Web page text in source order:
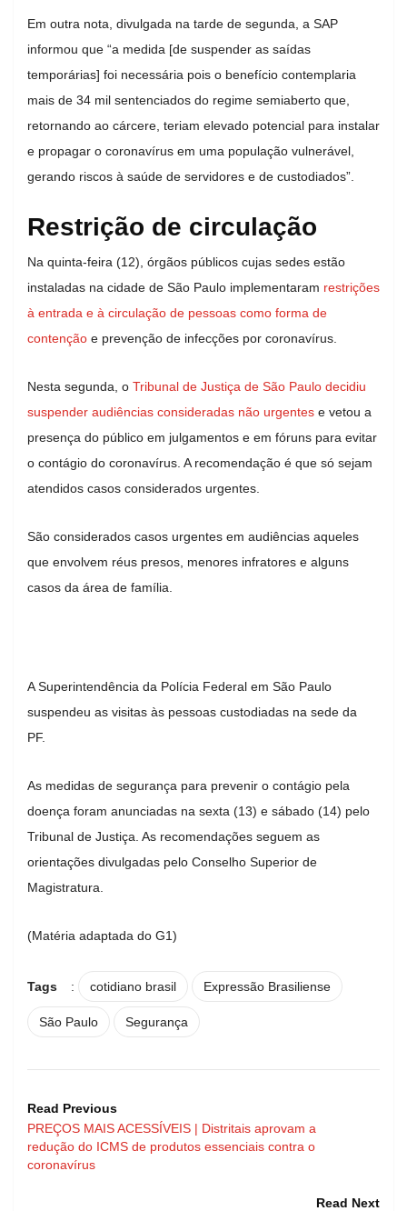
Em outra nota, divulgada na tarde de segunda, a SAP
informou que “a medida [de suspender as saídas
temporárias] foi necessária pois o benefício contemplaria
mais de 34 mil sentenciados do regime semiaberto que,
retornando ao cárcere, teriam elevado potencial para instalar
e propagar o coronavírus em uma população vulnerável,
gerando riscos à saúde de servidores e de custodiados”.
Restrição de circulação
Na quinta-feira (12), órgãos públicos cujas sedes estão
instaladas na cidade de São Paulo implementaram restrições
à entrada e à circulação de pessoas como forma de
contenção e prevenção de infecções por coronavírus.
Nesta segunda, o Tribunal de Justiça de São Paulo decidiu
suspender audiências consideradas não urgentes e vetou a
presença do público em julgamentos e em fóruns para evitar
o contágio do coronavírus. A recomendação é que só sejam
atendidos casos considerados urgentes.
São considerados casos urgentes em audiências aqueles
que envolvem réus presos, menores infratores e alguns
casos da área de família.
A Superintendência da Polícia Federal em São Paulo
suspendeu as visitas às pessoas custodiadas na sede da
PF.
As medidas de segurança para prevenir o contágio pela
doença foram anunciadas na sexta (13) e sábado (14) pelo
Tribunal de Justiça. As recomendações seguem as
orientações divulgadas pelo Conselho Superior de
Magistratura.
(Matéria adaptada do G1)
Tags : cotidiano brasil Expressão Brasiliense
São Paulo Segurança
Read Previous
PREÇOS MAIS ACESSÍVEIS | Distritais aprovam a
redução do ICMS de produtos essenciais contra o
coronavírus
Read Next